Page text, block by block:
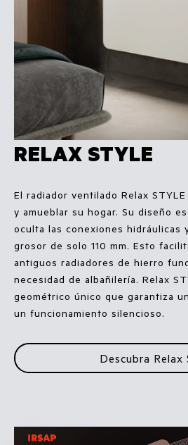
RELAX STYLE
El radiador ventilado Relax
y amueblar su hogar. Su diseño
oculta las conexiones hidráulicas
grosor de solo 110 mm. Esto
antiguos radiadores de hierro
necesidad de albañilería. Relax
geométrico único que garantiza
un funcionamiento silencioso.
Descubra Relax